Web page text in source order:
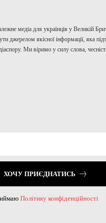
медіа для українців у Великій
якісної інформації, яка
Ми віримо у силу слова,
ХОЧУ ПРИЄДНАТИСЬ
Політику конфіденційності